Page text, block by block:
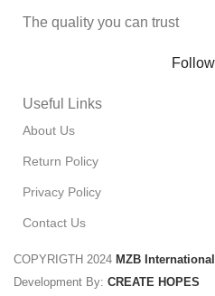
The quality you can trust
Useful Links
About Us
Return Policy
Privacy Policy
Contact Us
COPYRIGTH 2024 MZB International
Development By: CREATE HOPES